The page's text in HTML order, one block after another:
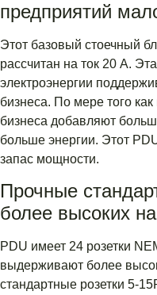
предприятий
Этот базовый стоечный
рассчитан на ток 20 А.
электроэнергии
бизнеса. По мере того
бизнеса добавляют
больше энергии. Этот
запас мощности.
Прочные
более высоких
PDU имеет 24 розетки
выдерживают более
стандартные розетки 5-